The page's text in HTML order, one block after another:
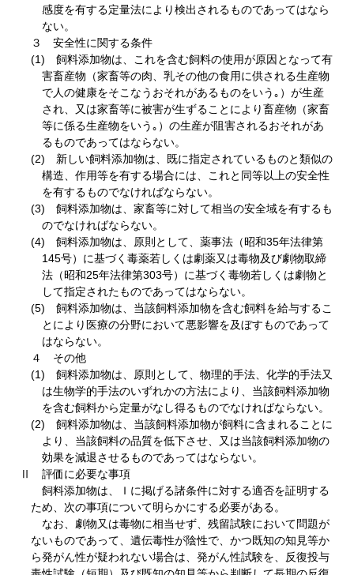
感度を有する定量法により検出されるものであってはなら
ない。
３ 安全性に関する条件
(1) 飼料添加物は、これを含む飼料の使用が原因となって有
害畜産物（家畜等の肉、乳その他の食用に供される生産物
で人の健康をそこなうおそれがあるものをいう｡）が生産
され、又は家畜等に被害が生ずることにより畜産物（家畜
等に係る生産物をいう｡）の生産が阻害されるおそれがあ
るものであってはならない。
(2) 新しい飼料添加物は、既に指定されているものと類似の
構造、作用等を有する場合には、これと同等以上の安全性
を有するものでなければならない。
(3) 飼料添加物は、家畜等に対して相当の安全域を有するも
のでなければならない。
(4) 飼料添加物は、原則として、薬事法（昭和35年法律第
145号）に基づく毒薬若しくは劇薬又は毒物及び劇物取締
法（昭和25年法律第303号）に基づく毒物若しくは劇物と
して指定されたものであってはならない。
(5) 飼料添加物は、当該飼料添加物を含む飼料を給与するこ
とにより医療の分野において悪影響を及ぼすものであって
はならない。
４ その他
(1) 飼料添加物は、原則として、物理的手法、化学的手法又
は生物学的手法のいずれかの方法により、当該飼料添加物
を含む飼料から定量がなし得るものでなければならない。
(2) 飼料添加物は、当該飼料添加物が飼料に含まれることに
より、当該飼料の品質を低下させ、又は当該飼料添加物の
効果を減退させるものであってはならない。
Ⅱ 評価に必要な事項
飼料添加物は、Ｉに掲げる諸条件に対する適否を証明する
ため、次の事項について明らかにする必要がある。
なお、劇物又は毒物に相当せず、残留試験において問題が
ないものであって、遺伝毒性が陰性で、かつ既知の知見等か
ら発がん性が疑われない場合は、発がん性試験を、反復投与